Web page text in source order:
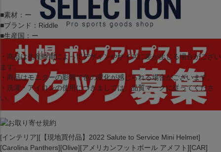
■素材：ー
■ブランド：Riddle
■生産国：ー
・商品は生産時期によってデザインやサイズに差が生じる場合がござい
ます。
・商品はモニターの影響で色の変化が感じられる場合がございます。
・洗濯・アイロンの使用につきましては、品質マークに従ってくださ
い。
[インテリア][【現地買付品】2022 Salute to Service Mini Helmet]
[Carolina Panthers][Olive][アメリカンフットボール アメフト][CAR]